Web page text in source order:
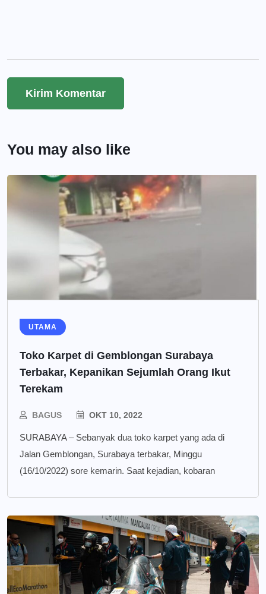
You may also like
UTAMA
Toko Karpet di Gemblongan Surabaya
Terbakar, Kepanikan Sejumlah Orang Ikut
Terekam
BAGUS OKT 10, 2022
SURABAYA – Sebanyak dua toko karpet yang ada di
Jalan Gemblongan, Surabaya terbakar, Minggu
(16/10/2022) sore kemarin. Saat kejadian, kobaran